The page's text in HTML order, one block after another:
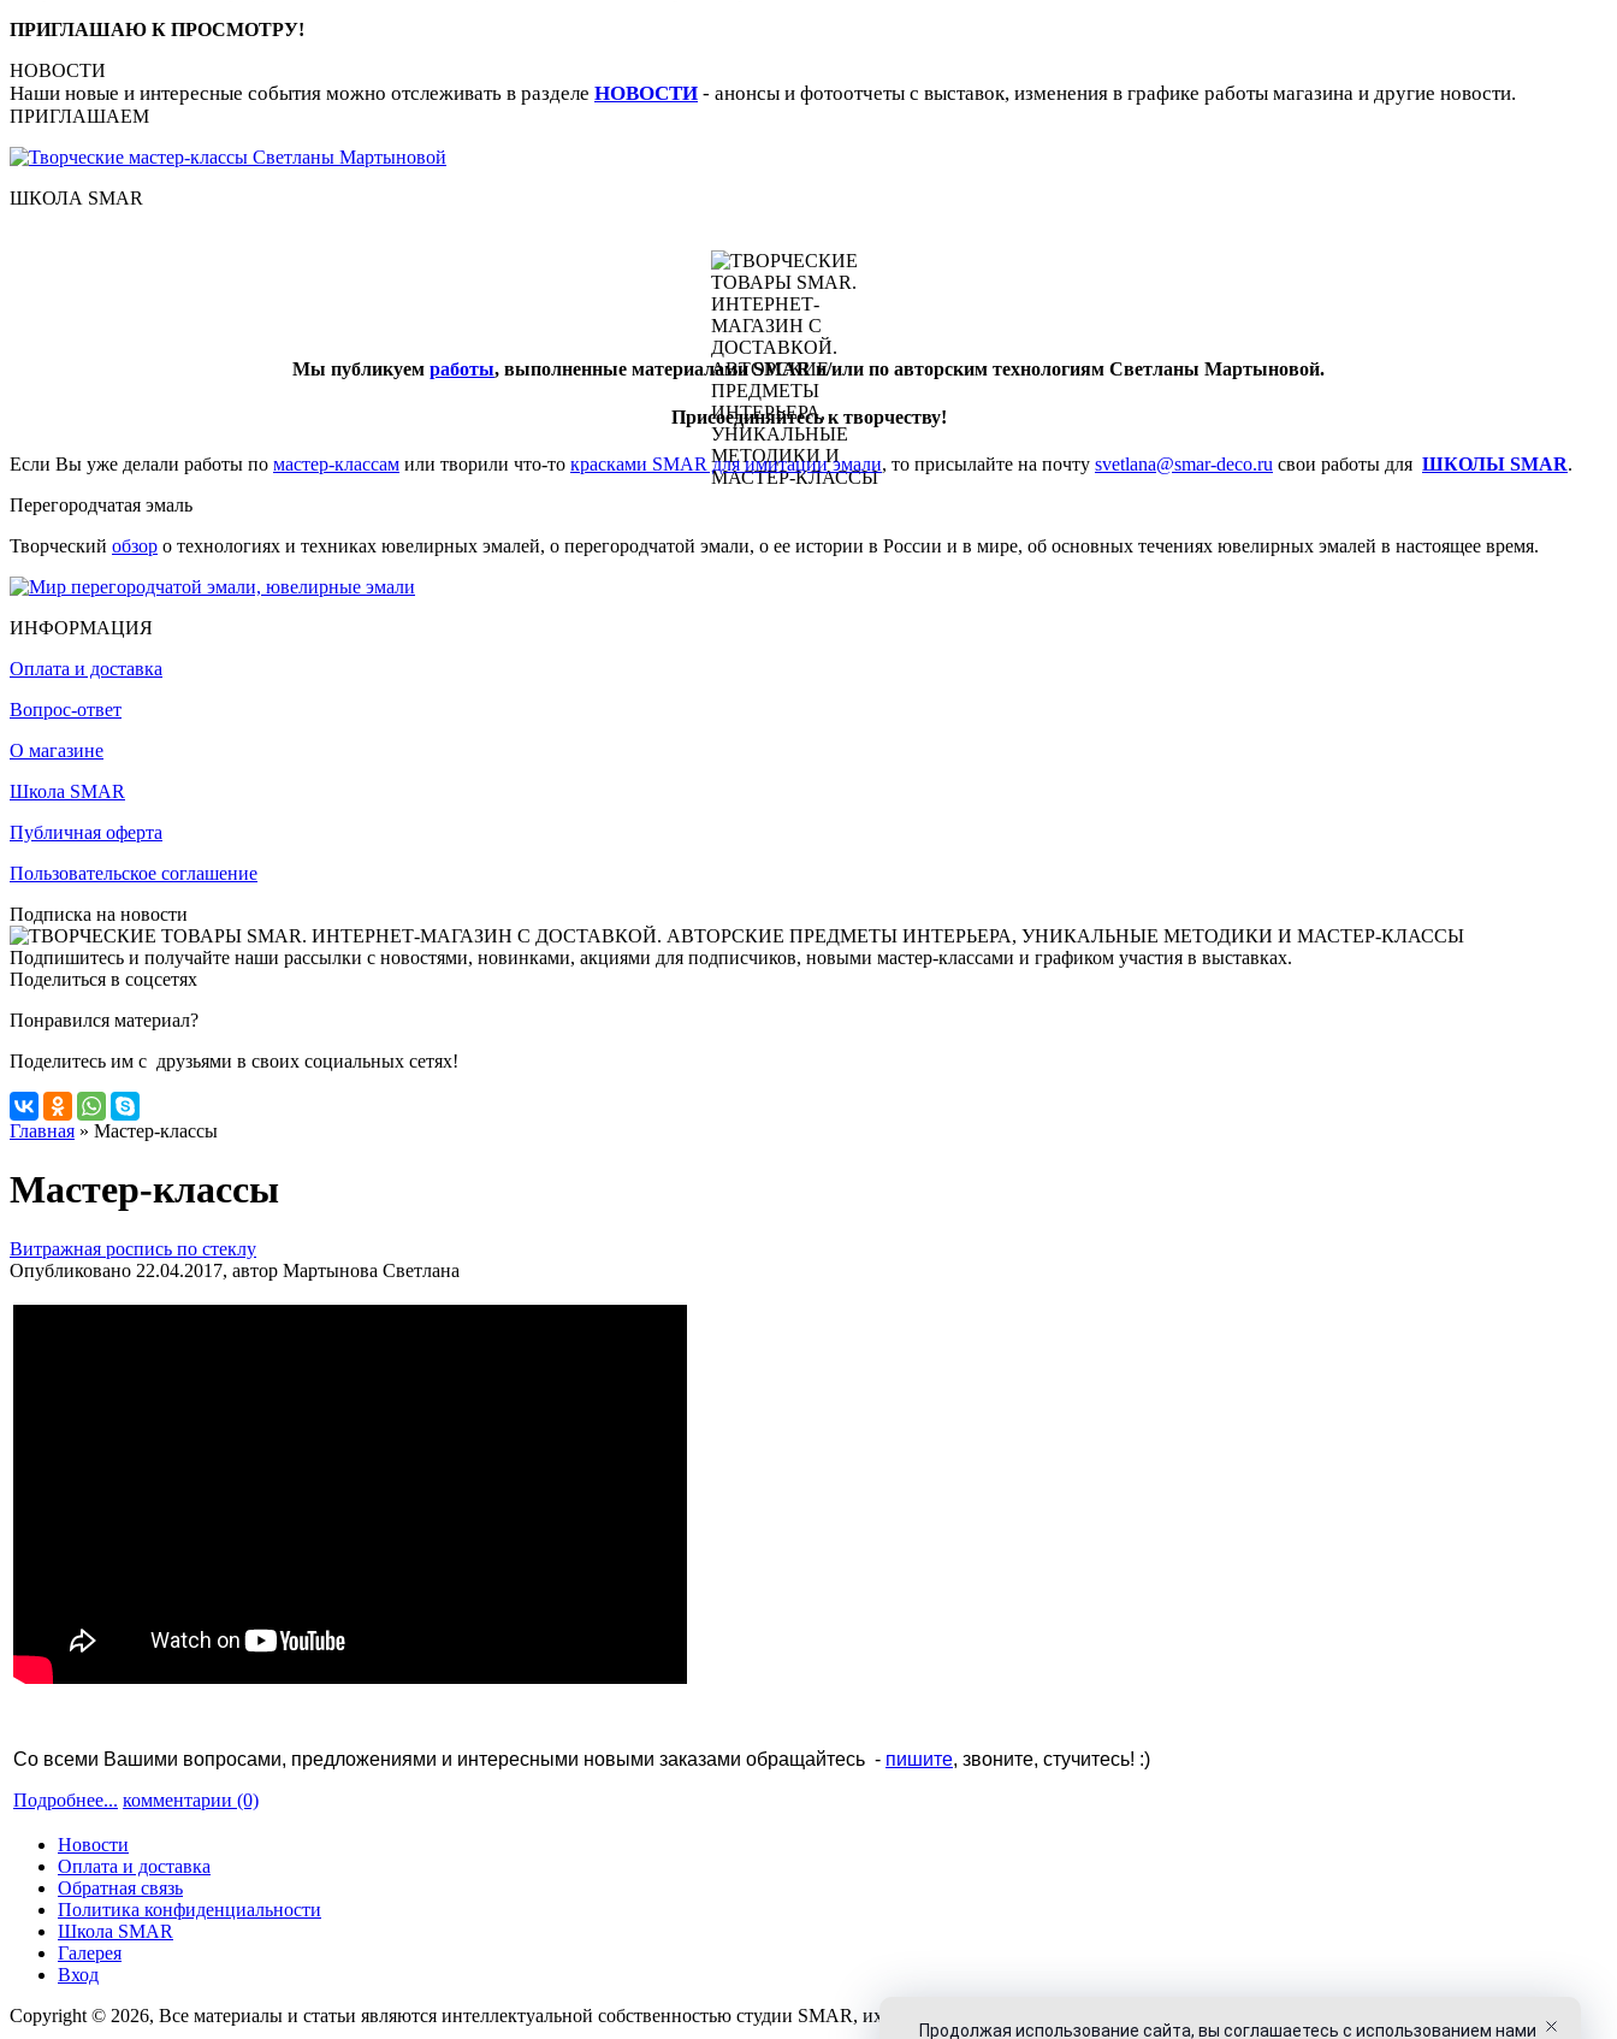
ПРИГЛАШАЮ К ПРОСМОТРУ!
НОВОСТИ
Наши новые и интересные события можно отслеживать в разделе НОВОСТИ - анонсы и фотоотчеты с выставок, изменения в графике работы магазина и другие новости.
ПРИГЛАШАЕМ
ШКОЛА SMAR
Мы публикуем работы, выполненные материалами SMAR и/или по авторским технологиям Светланы Мартыновой.
Присоединяйтесь к творчеству!
Если Вы уже делали работы по мастер-классам или творили что-то красками SMAR для имитации эмали, то присылайте на почту svetlana@smar-deco.ru свои работы для ШКОЛЫ SMAR.
Перегородчатая эмаль
Творческий обзор о технологиях и техниках ювелирных эмалей, о перегородчатой эмали, о ее истории в России и в мире, об основных течениях ювелирных эмалей в настоящее время.
ИНФОРМАЦИЯ
Оплата и доставка
Вопрос-ответ
О магазине
Школа SMAR
Публичная оферта
Пользовательское соглашение
Подписка на новости
Подпишитесь и получайте наши рассылки с новостями, новинками, акциями для подписчиков, новыми мастер-классами и графиком участия в выставках.
Поделиться в соцсетях
Понравился материал?
Поделитесь им с друзьями в своих социальных сетях!
Главная » Мастер-классы
Мастер-классы
Витражная роспись по стеклу
Опубликовано 22.04.2017, автор Мартынова Светлана
Со всеми Вашими вопросами, предложениями и интересными новыми заказами обращайтесь - пишите, звоните, стучитесь! :)
Подробнее... комментарии (0)
Новости
Оплата и доставка
Обратная связь
Политика конфиденциальности
Школа SMAR
Галерея
Вход
Copyright © 2026, Все материалы и статьи являются интеллектуальной собственностью студии SMAR, их использование разрешено только с указанием активной ссылки на smar-deco.ru
Продолжая использование сайта, вы соглашаетесь c использованием нами